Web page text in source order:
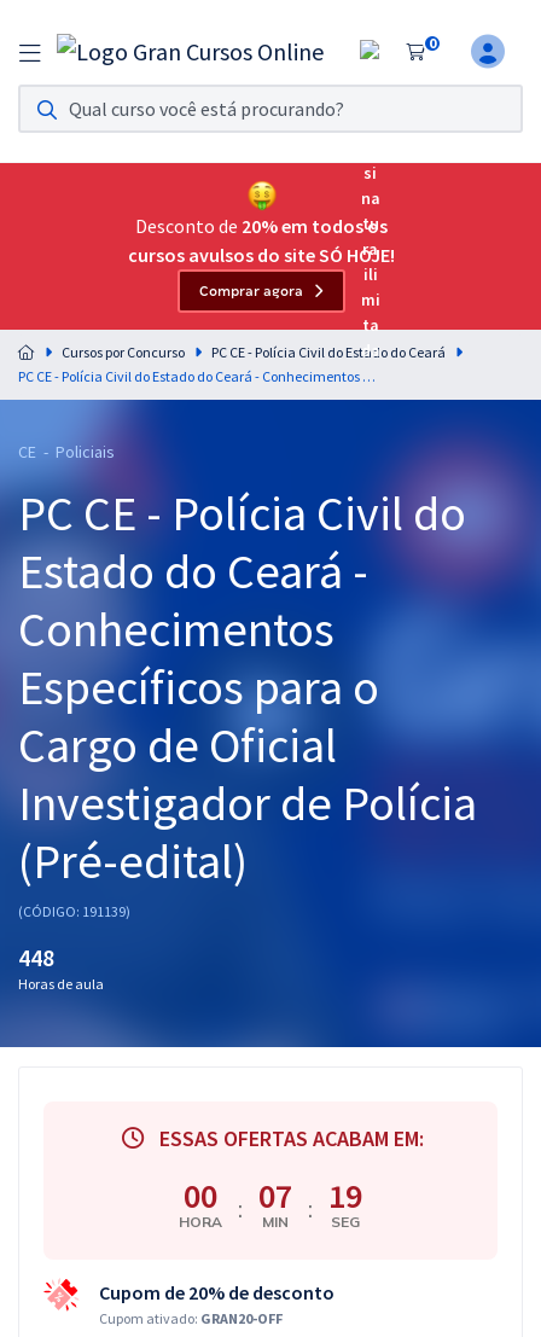
0
Assinatura Ilimitada 11
Acesso a todos os cursos. Teste grátis por 7 dias!
Assinatura OAB Até Passar
Acesso ilimitado a toda preparação para o Exame da
Residências Multiprofissionais
Preparação completa e intensiva para as principais
residências em saúde do Brasil
Cursos 20% OFF
Pós
Graduação
OAB
Questões grátis
Conteúdo gratuito
Blog
Desconto de 20% em todos os
cursos avulsos do site SÓ HOJE!
Comprar agora
Cursos por Concurso
PC CE - Polícia Civil do Estado do Ceará
PC CE - Polícia Civil do Estado do Ceará - Conhecimentos Específicos para o Cargo de Oficial Investigador de Polícia (Pré-edital)
CE - Policiais
PC CE - Polícia Civil do
Estado do Ceará -
Conhecimentos
Específicos para o
Cargo de Oficial
Investigador de Polícia
(Pré-edital)
(CÓDIGO: 191139)
448
Horas de aula
ESSAS OFERTAS ACABAM EM:
00
HORA : 07
MIN : 18
SEG
Cupom de 20% de desconto
Cupom ativado: GRAN20-OFF